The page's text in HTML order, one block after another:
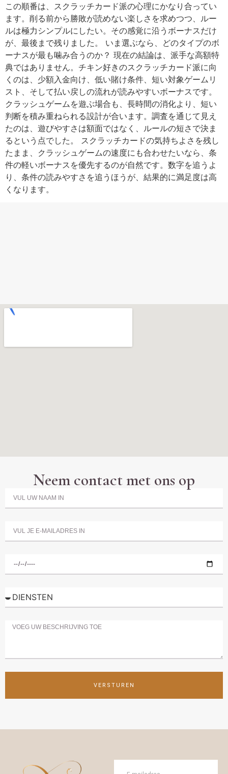
この順番は、スクラッチカード派の心理にかなり合ってい
ます。削る前から勝敗が読めない楽しさを求めつつ、ルー
ルは極力シンプルにしたい。その感覚に沿うボーナスだけ
が、最後まで残りました。 いま選ぶなら、どのタイプのボ
ーナスが最も噛み合うのか？ 現在の結論は、派手な高額特
典ではありません。チキン好きのスクラッチカード派に向
くのは、少額入金向け、低い賭け条件、短い対象ゲームリ
スト、そして払い戻しの流れが読みやすいボーナスです。
クラッシュゲームを遊ぶ場合も、長時間の消化より、短い
判断を積み重ねられる設計が合います。調査を通じて見え
たのは、遊びやすさは額面ではなく、ルールの短さで決ま
るという点でした。 スクラッチカードの気持ちよさを残し
たまま、クラッシュゲームの速度にも合わせたいなら、条
件の軽いボーナスを優先するのが自然です。数字を追うよ
り、条件の読みやすさを追うほうが、結果的に満足度は高
くなります。
Neem contact met ons op
VERSTUREN